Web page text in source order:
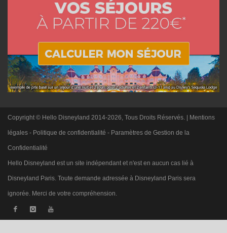
Copyright © Hello Disneyland 2014-2026, Tous Droits Réservés. | Mentions
légales - Politique de confidentialité - Paramètres de Gestion de la
Confidentialité
Hello Disneyland est un site indépendant et n'est en aucun cas lié à
Disneyland Paris. Toute demande adressée à Disneyland Paris sera
ignorée. Merci de votre compréhension.